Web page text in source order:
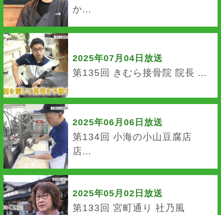
か...
2025年07月04日放送
第135回 きむら接骨院 院長 ...
2025年06月06日放送
第134回 小海の小山豆腐店
店...
2025年05月02日放送
第133回 宮町通り 社乃風